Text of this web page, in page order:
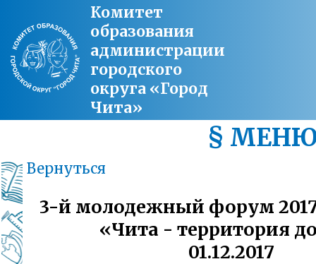
Комитет
образования
администрации
городского
округа «Город
Чита»
§
Вернуться
3-й молодежный форум
«Чита - территория
01.12.2017